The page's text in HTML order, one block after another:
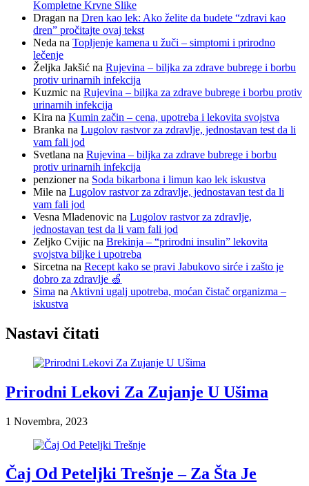
Kompletne Krvne Slike
Dragan na Dren kao lek: Ako želite da budete “zdravi kao
dren” pročitajte ovaj tekst
Neda na Topljenje kamena u žuči – simptomi i prirodno
lečenje
Željka Jakšić na Rujevina – biljka za zdrave bubrege i borbu
protiv urinarnih infekcija
Kuzmic na Rujevina – biljka za zdrave bubrege i borbu protiv
urinarnih infekcija
Kira na Kumin začin – cena, upotreba i lekovita svojstva
Branka na Lugolov rastvor za zdravlje, jednostavan test da li
vam fali jod
Svetlana na Rujevina – biljka za zdrave bubrege i borbu
protiv urinarnih infekcija
penzionerna Soda bikarbona i limun kao lek iskustva
Mile na Lugolov rastvor za zdravlje, jednostavan test da li
vam fali jod
Vesna Mladenovic na Lugolov rastvor za zdravlje,
jednostavan test da li vam fali jod
Zeljko Cvijic na Brekinja – “prirodni insulin” lekovita
svojstva biljke i upotreba
Sircetna na Recept kako se pravi Jabukovo sirće i zašto je
dobro za zdravlje 🍏
Sima na Aktivni ugalj upotreba, moćan čistač organizma –
iskustva
Nastavi čitati
Prirodni Lekovi Za Zujanje U Ušima
1 Novembra, 2023
Čaj Od Peteljki Trešnje – Za Šta Je